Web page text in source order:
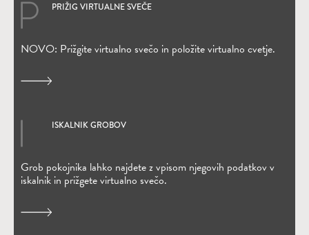
PRIŽIG VIRTUALNE SVEČE
NOVO: Prižgite virtualno svečo in položite virtualno cvetje.
(Odpre se v novem oknu)
ISKALNIK GROBOV
Grob pokojnika lahko najdete z vpisom njegovih podatkov v
iskalnik in prižgete virtualno svečo.
(Odpre se v novem oknu)